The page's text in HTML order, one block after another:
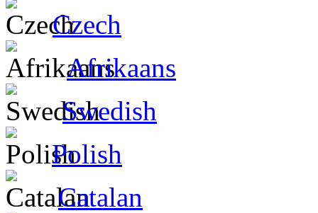
Czech
Afrikaans
Swedish
Polish
Catalan